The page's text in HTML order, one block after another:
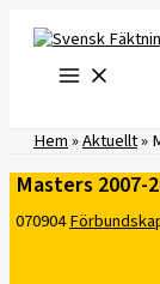
innehåll
Hem»Aktuellt»
Masters 2007-
070904